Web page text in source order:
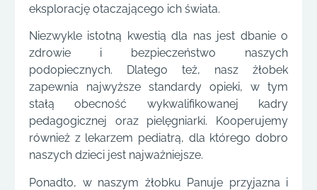
eksplorację otaczającego ich świata.
Niezwykle istotną kwestią dla nas jest dbanie o
zdrowie i bezpieczeństwo naszych
podopiecznych. Dlatego też, nasz żłobek
zapewnia najwyższe standardy opieki, w tym
stałą obecność wykwalifikowanej kadry
pedagogicznej oraz pielęgniarki. Kooperujemy
również z lekarzem pediatrą, dla którego dobro
naszych dzieci jest najważniejsze.
Ponadto, w naszym żłobku Panuje przyjazna i